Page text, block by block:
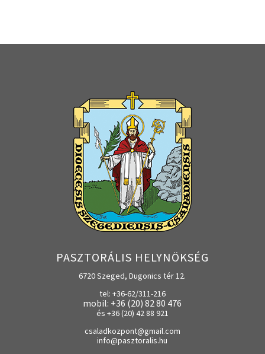
PASZTORÁLIS HELYNÖKSÉG
6720 Szeged, Dugonics tér 12.
tel: +36-62/311-216
mobil: +36 (20) 82 80 476
és +36 (20) 42 88 921
csaladkozpont@gmail.com
info@pasztoralis.hu